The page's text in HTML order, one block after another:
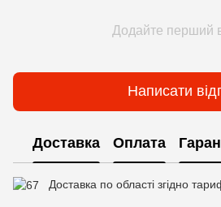
Додайте перший
Написати
Доставка Оплата
Доставка по області згідно